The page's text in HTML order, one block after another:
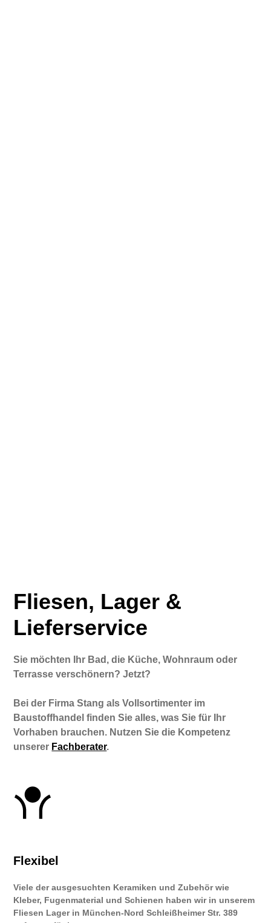
Fliesen, Lager &
Lieferservice
Sie möchten Ihr Bad, die Küche, Wohnraum oder
Terrasse verschönern? Jetzt?
Bei der Firma Stang als Vollsortimenter im
Baustoffhandel finden Sie alles, was Sie für Ihr
Vorhaben brauchen. Nutzen Sie die Kompetenz
unserer Fachberater.
Flexibel
Viele der ausgesuchten Keramiken und Zubehör wie
Kleber, Fugenmaterial und Schienen haben wir in unserem
Fliesen Lager in München-Nord Schleißheimer Str. 389